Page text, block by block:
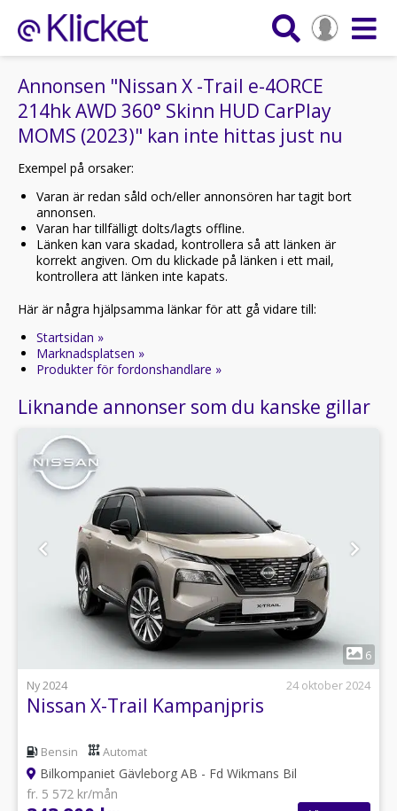
Annonsen "Nissan X -Trail e-4ORCE
214hk AWD 360° Skinn HUD CarPlay
MOMS (2023)" kan inte hittas just nu
Exempel på orsaker:
Varan är redan såld och/eller annonsören har tagit bort
annonsen.
Varan har tillfälligt dolts/lagts offline.
Länken kan vara skadad, kontrollera så att länken är
korrekt angiven. Om du klickade på länken i ett mail,
kontrollera att länken inte kapats.
Här är några hjälpsamma länkar för att gå vidare till:
Startsidan »
Marknadsplatsen »
Produkter för fordonshandlare »
Liknande annonser som du kanske gillar
1
6
Ny 2024
24 oktober 2024
Nissan X-Trail Kampanjpris
Bensin Automat
Bilkompaniet Gävleborg AB - Fd Wikmans Bil
fr. 5 572 kr/mån